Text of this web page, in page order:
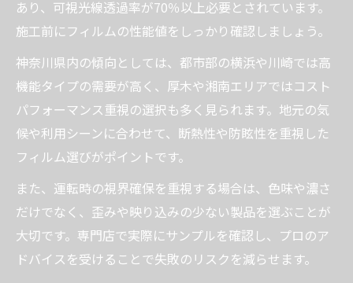
法規制と可視光線透過率を重視した安心カーフ
カーフィルムの法規制と可視光線透過率の
基準とは
スモーク濃度選びで車検に通るカーフィル
ムの条件
フロント・リアで異なるカーフィルムの規
制内容
カーフィルム施工後の透過率測定に関する
注意点
あり、可視光線透過率が70％以上必要とされています。
施工前にフィルムの性能値をしっかり確認しましょう。
神奈川県内の傾向としては、都市部の横浜や川崎では高
機能タイプの需要が高く、厚木や湘南エリアではコスト
パフォーマンス重視の選択も多く見られます。地元の気
候や利用シーンに合わせて、断熱性や防眩性を重視した
フィルム選びがポイントです。
また、運転時の視界確保を重視する場合は、色味や濃さ
だけでなく、歪みや映り込みの少ない製品を選ぶことが
大切です。専門店で実際にサンプルを確認し、プロのア
ドバイスを受けることで失敗のリスクを減らせます。